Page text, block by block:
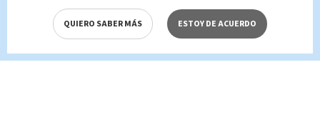
QUIERO SABER MÁS ESTOY DE ACUERDO